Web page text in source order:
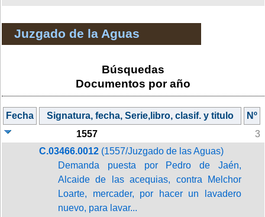
Juzgado de la Aguas
Búsquedas
Documentos por año
Fecha Signatura, fecha, Serie,libro, clasif. y titulo
Nº
1557
3
C.03466.0012 (1557/Juzgado de las Aguas)
Demanda puesta por Pedro de Jaén,
Alcaide de las acequias, contra Melchor
Loarte, mercader, por hacer un lavadero
nuevo, para lavar...